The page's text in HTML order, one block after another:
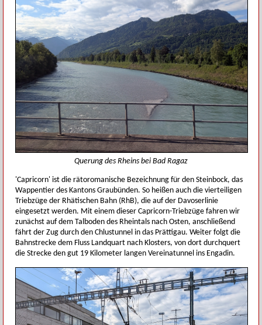
Querung des Rheins bei Bad Ragaz
'Capricorn' ist die rätoromanische Bezeichnung für den Steinbock, das
Wappentier des Kantons Graubünden. So heißen auch die vierteiligen
Triebzüge der Rhätischen Bahn (RhB), die auf der Davoserlinie
eingesetzt werden. Mit einem dieser Capricorn-Triebzüge fahren wir
zunächst auf dem Talboden des Rheintals nach Osten, anschließend
fährt der Zug durch den Chlustunnel in das Prättigau. Weiter folgt die
Bahnstrecke dem Fluss Landquart nach Klosters, von dort durchquert
die Strecke den gut 19 Kilometer langen Vereinatunnel ins Engadin.